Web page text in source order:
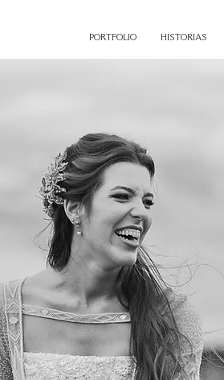
PORTFOLIO HISTORIAS